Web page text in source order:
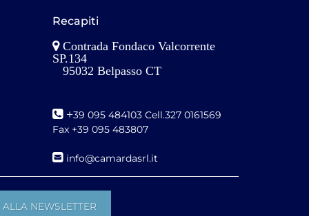
Recapiti
Contrada Fondaco Valcorrente
SP.134
95032 Belpasso CT
+39 095 484103 Cell.327 0161569
Fax +39 095 483807
info@camardasrl.it